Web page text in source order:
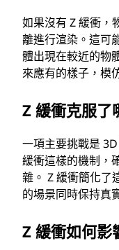
如果沒有 Z 緩衝，
離進行渲染。這可
體出現在較近的物
來應有的樣子，模
Z 緩衝克服了
一項主要挑戰是
緩衝這樣的機制，
雜。 Z 緩衝簡化了
的場景同時保持真
Z 緩衝如何影